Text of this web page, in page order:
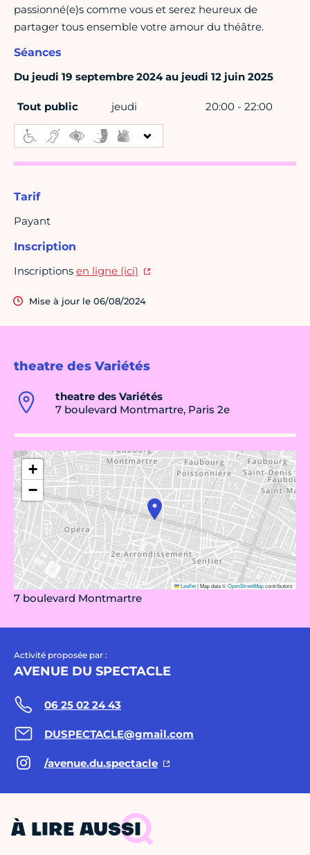
theatre des Variétés
theatre des Variétés
7 boulevard Montmartre, Paris 2e
+
−
Leaflet|Map data ©OpenStreetMapcontributors
7 boulevard Montmartre
Activité proposée par :
AVENUE DU SPECTACLE
06 25 02 24 43
DUSPECTACLE@gmail.com
/avenue.du.spectacle
passionné(e)s comme vous et serez heureux de
partager tous ensemble votre amour du théâtre.
Séances
Du jeudi 19 septembre 2024 au jeudi 12 juin 2025
Tout public jeudi 20:00 - 22:00
Tarif
Payant
Inscription
Inscriptions en ligne (ici)
Mise à jour le 06/08/2024
À LIRE AUSSI